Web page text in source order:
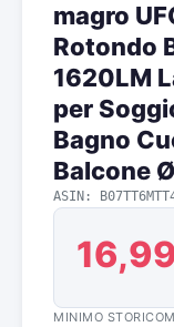
magro
Rotondo
1620LM
per
Bagno
Balcone
ASIN:
MINIMO STORICO